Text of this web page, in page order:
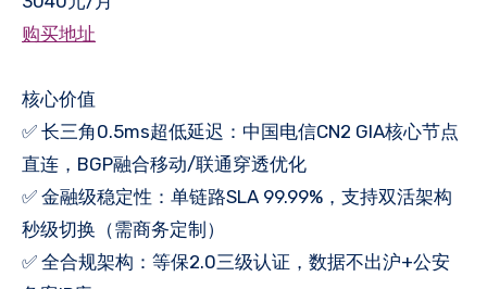
购买地址
核心价值
✅ 长三角0.5ms超低延迟：中国电信CN2 GIA核心节点
直连，BGP融合移动/联通穿透优化
✅ 金融级稳定性：单链路SLA 99.99%，支持双活架构
秒级切换（需商务定制）
✅ 全合规架构：等保2.0三级认证，数据不出沪+公安